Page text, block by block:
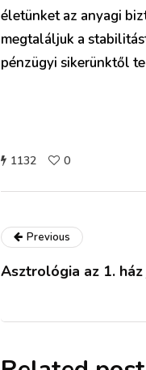
életünket az anyagi
megtaláljuk a
pénzügyi sikerünktől
1132 0
Previous
Asztrológia az 1.